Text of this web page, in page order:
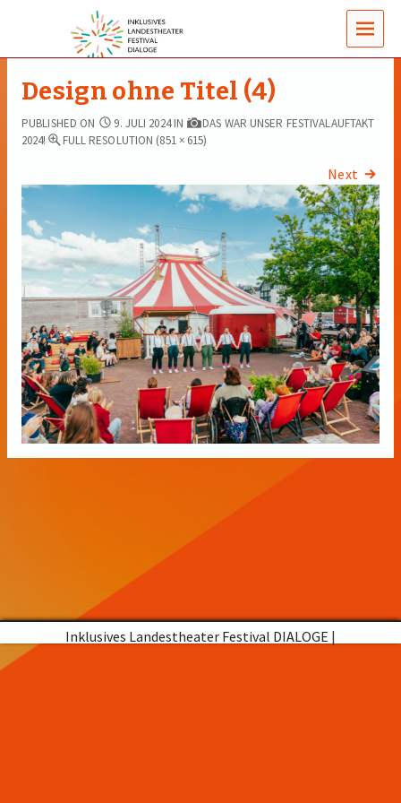
MENUS
Design ohne Titel (4)
PUBLISHED ON 9. JULI 2024IN
DAS WAR UNSER FESTIVALAUFTAKT
2024!
FULL RESOLUTION (851 × 615)
Next
Inklusives Landestheater Festival DIALOGE |